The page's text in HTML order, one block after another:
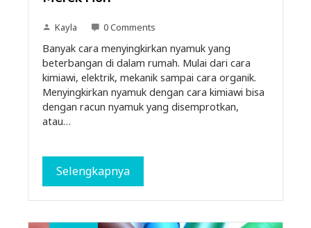
Kayla 0 Comments
Banyak cara menyingkirkan nyamuk yang
beterbangan di dalam rumah. Mulai dari cara
kimiawi, elektrik, mekanik sampai cara organik.
Menyingkirkan nyamuk dengan cara kimiawi bisa
dengan racun nyamuk yang disemprotkan,
atau…
Selengkapnya